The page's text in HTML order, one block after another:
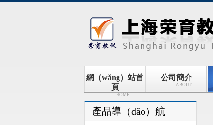
網（wǎng）站首
頁
HOME
公司簡介
ABOUT
產品導（dǎo）航